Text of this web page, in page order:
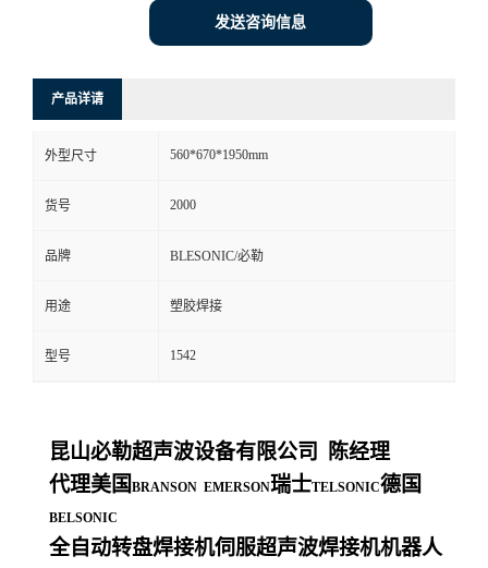
发送咨询信息
产品详请
外型尺寸 560*670*1950mm
货号 2000
品牌 BLESONIC/必勒
用途 塑胶焊接
型号 1542
昆山必勒超声波设备有限公司
陈经理
代理美国 BRANSON EMERSON瑞士TELSONIC德国
BELSONIC
全自动转盘焊接机伺服超声波焊接机机器人